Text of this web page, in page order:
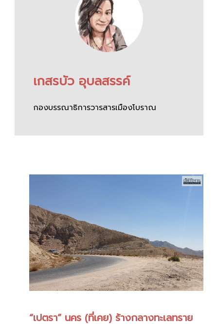
เกสรบัว อุบลสรรค์
กองบรรณาธิการวารสารเมืองโบราณ
“เปตรา” นคร (ที่เคย) ร้างกลางทะเลทราย